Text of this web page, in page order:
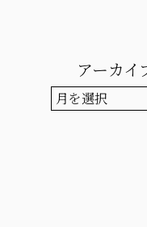
アーカイ
ア
ー